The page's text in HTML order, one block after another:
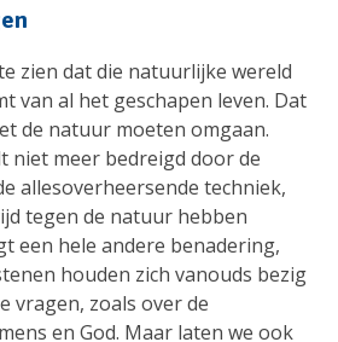
zien dat die natuurlijke wereld
van al het geschapen leven. Dat
de natuur moeten omgaan.
niet meer bedreigd door de
allesoverheersende techniek,
tegen de natuur hebben
een hele andere benadering,
houden zich vanouds bezig
vragen, zoals over de
en God. Maar laten we ook